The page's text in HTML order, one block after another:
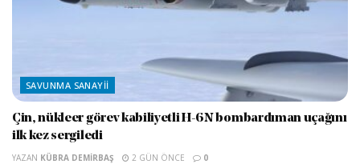
SAVUNMA SANAYII
Çin, nükleer görev kabiliyetli H-6N bombardıman uçağını
ilk kez sergiledi
YAZAN KÜBRA DEMIRBAŞ 2 GÜN ÖNCE 0